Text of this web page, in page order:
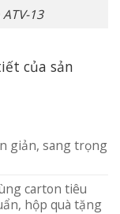
13
của sản
giản, sang trọng
carton tiêu
hộp quà tặng